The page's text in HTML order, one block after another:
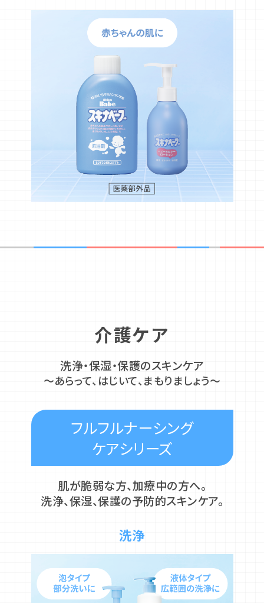
介護ケア
洗浄・保湿・保護のスキンケア
～あらって、はじいて、まもりましょう～
フルフルナーシング
ケアシリーズ
肌が脆弱な方、加療中の方へ。
洗浄、保湿、保護の予防的スキンケア。
洗浄